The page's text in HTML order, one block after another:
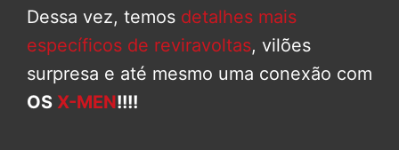
Dessa vez, temos detalhes mais
específicos de reviravoltas, vilões
surpresa e até mesmo uma conexão com
OS X-MEN!!!!